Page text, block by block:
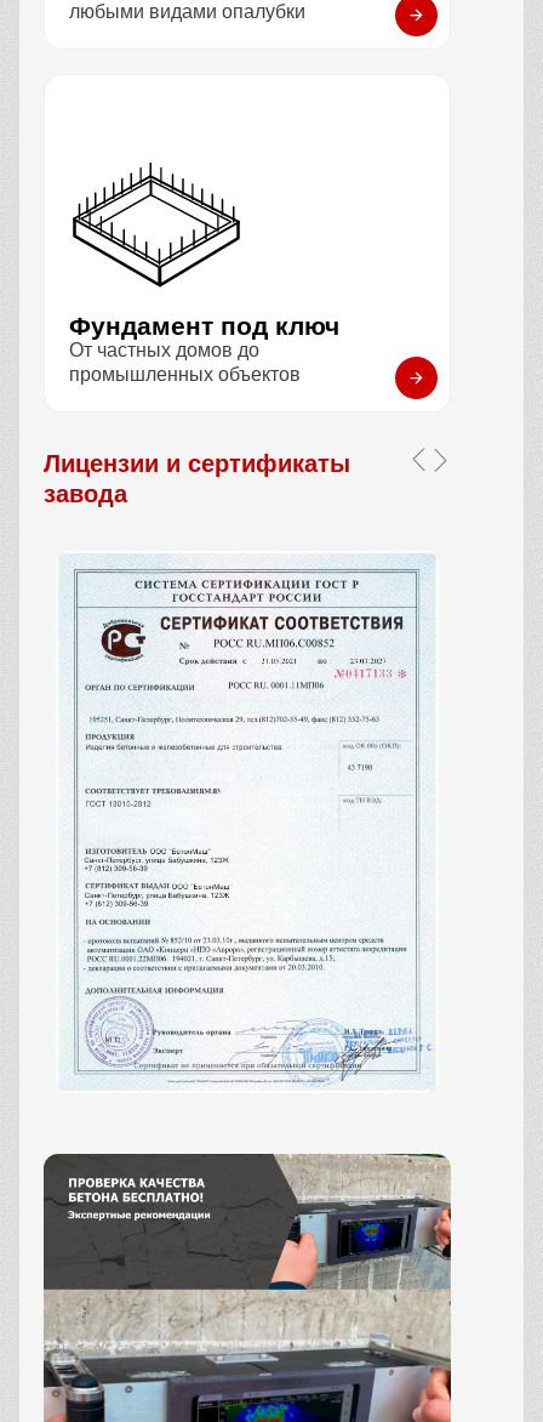
любыми видами опалубки
Фундамент под ключ
От частных домов до
промышленных объектов
Лицензии и сертификаты
завода